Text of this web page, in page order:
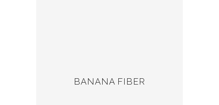
BANANA FIBER